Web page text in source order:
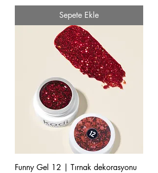
Sepete Ekle
Funny Gel 12 | Tırnak dekorasyonu